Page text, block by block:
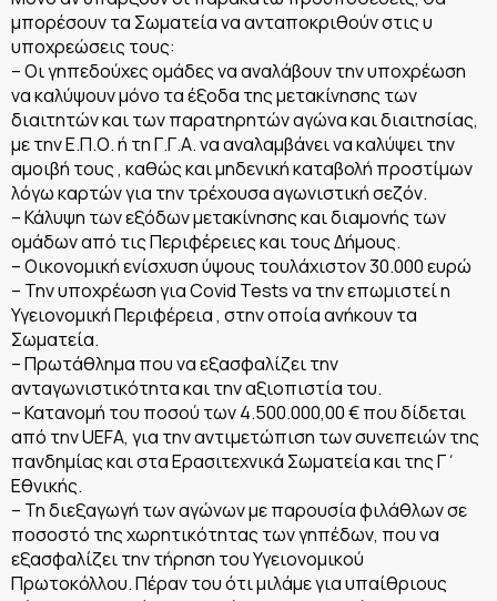
μπορέσουν τα Σωματεία να ανταποκριθούν στις υ
υποχρεώσεις τους:
– Οι γηπεδούχες ομάδες να αναλάβουν την υποχρέωση
να καλύψουν μόνο τα έξοδα της μετακίνησης των
διαιτητών και των παρατηρητών αγώνα και διαιτησίας,
με την Ε.Π.Ο. ή τη Γ.Γ.Α. να αναλαμβάνει να καλύψει την
αμοιβή τους , καθώς και μηδενική καταβολή προστίμων
λόγω καρτών για την τρέχουσα αγωνιστική σεζόν.
– Κάλυψη των εξόδων μετακίνησης και διαμονής των
ομάδων από τις Περιφέρειες και τους Δήμους.
– Οικονομική ενίσχυση ύψους τουλάχιστον 30.000 ευρώ
– Την υποχρέωση για Covid Tests να την επωμιστεί η
Υγειονομική Περιφέρεια , στην οποία ανήκουν τα
Σωματεία.
– Πρωτάθλημα που να εξασφαλίζει την
ανταγωνιστικότητα και την αξιοπιστία του.
– Κατανομή του ποσού των 4.500.000,00 € που δίδεται
από την UEFA, για την αντιμετώπιση των συνεπειών της
πανδημίας και στα Ερασιτεχνικά Σωματεία και της Γ΄
Εθνικής.
– Τη διεξαγωγή των αγώνων με παρουσία φιλάθλων σε
ποσοστό της χωρητικότητας των γηπέδων, που να
εξασφαλίζει την τήρηση του Υγειονομικού
Πρωτοκόλλου. Πέραν του ότι μιλάμε για υπαίθριους